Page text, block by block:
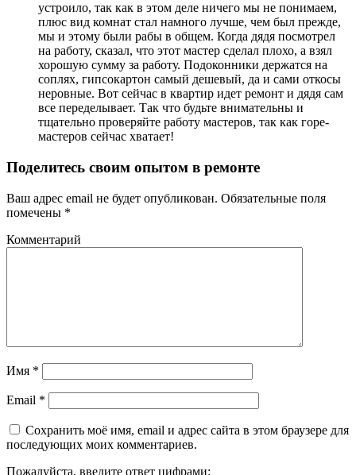
устроило, так как в этом деле ничего мы не понимаем,
плюс вид комнат стал намного лучше, чем был прежде,
мы и этому были рабы в общем. Когда дядя посмотрел
на работу, сказал, что этот мастер сделал плохо, а взял
хорошую сумму за работу. Подоконники держатся на
соплях, гипсокартон самый дешевый, да и сами откосы
неровные. Вот сейчас в квартир идет ремонт и дядя сам
все переделывает. Так что будьте внимательны и
тщательно проверяйте работу мастеров, так как горе-
мастеров сейчас хватает!
Поделитесь своим опытом в ремонте
Ваш адрес email не будет опубликован. Обязательные поля
помечены *
Комментарий
Имя *
Email *
Сохранить моё имя, email и адрес сайта в этом браузере для
последующих моих комментариев.
Пожалуйста, введите ответ цифрами: